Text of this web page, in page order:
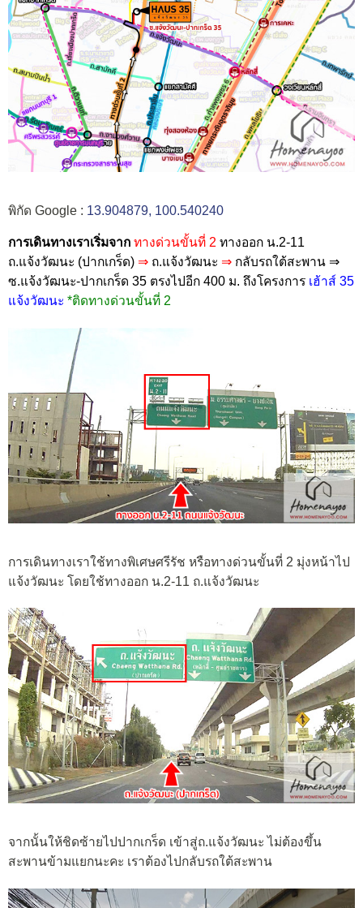
พิกัด Google : 13.904879, 100.540240
การเดินทางเราเริ่มจาก ทางด่วนขั้นที่ 2 ทางออก น.2-11
ถ.แจ้งวัฒนะ (ปากเกร็ด) ⇒ ถ.แจ้งวัฒนะ ⇒ กลับรถใต้สะพาน ⇒
ซ.แจ้งวัฒนะ-ปากเกร็ด 35 ตรงไปอีก 400 ม. ถึงโครงการ เฮ้าส์ 35
แจ้งวัฒนะ *ติดทางด่วนขั้นที่ 2
การเดินทางเราใช้ทางพิเศษศรีรัช หรือทางด่วนขั้นที่ 2 มุ่งหน้าไป
แจ้งวัฒนะ โดยใช้ทางออก น.2-11 ถ.แจ้งวัฒนะ
จากนั้นให้ชิดซ้ายไปปากเกร็ด เข้าสู่ถ.แจ้งวัฒนะ ไม่ต้องขึ้น
สะพานข้ามแยกนะคะ เราต้องไปกลับรถใต้สะพาน